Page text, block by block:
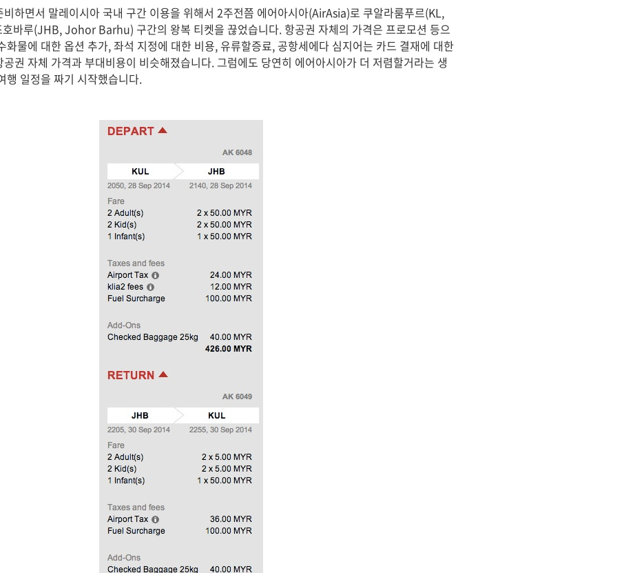
비하면서 말레이시아 국내 구간 이용을 위해서 2주전쯤 에어아시아(AirAsia)로 쿠알라룸푸르(KL,
바루(JHB, Johor Barhu) 구간의 왕복 티켓을 끊었습니다. 항공권 자체의 가격은 프로모션 등으
화물에 대한 옵션 추가, 좌석 지정에 대한 비용, 유류할증료, 공항세에다 심지어는 카드 결재에 대한
권 자체 가격과 부대비용이 비슷해졌습니다. 그럼에도 당연히 에어아시아가 더 저렴할거라는 생
행 일정을 짜기 시작했습니다.